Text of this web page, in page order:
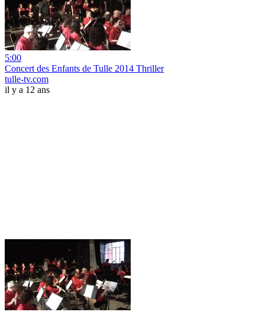
5:00
Concert des Enfants de Tulle 2014 Thriller
tulle-tv.com
il y a 12 ans